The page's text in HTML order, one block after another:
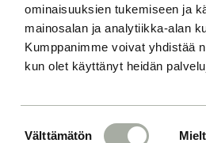
ominaisuuksien tukemiseen ja
mainosalan ja analytiikka-alan
Kumppanimme voivat yhdistää
kun olet käyttänyt heidän
Välttämätön